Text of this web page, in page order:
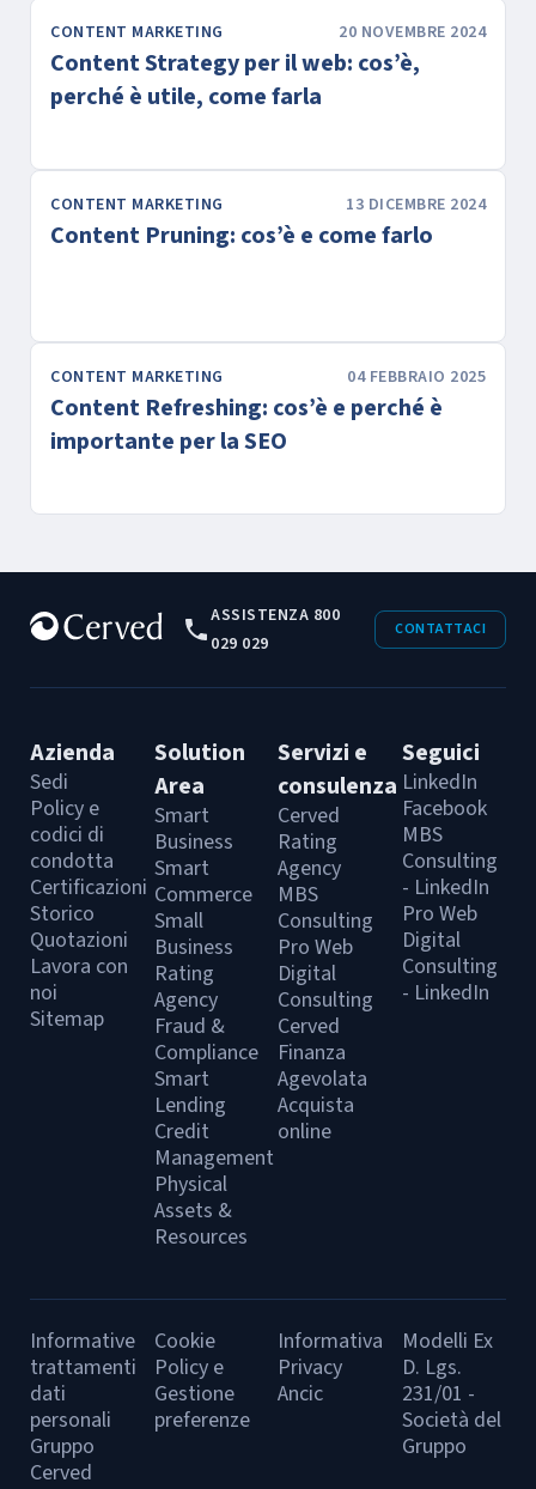
CONTENT MARKETING 20 NOVEMBRE 2024
Content Strategy per il web: cos’è,
perché è utile, come farla
CONTENT MARKETING 13 DICEMBRE 2024
Content Pruning: cos’è e come farlo
CONTENT MARKETING 04 FEBBRAIO 2025
Content Refreshing: cos’è e perché è
importante per la SEO
ASSISTENZA 800
029 029
CONTATTACI
Azienda
Sedi
Policy e
codici di
condotta
Certificazioni
Storico
Quotazioni
Lavora con
noi
Sitemap
Solution
Area
Smart
Business
Smart
Commerce
Small
Business
Rating
Agency
Fraud &
Compliance
Smart
Lending
Credit
Management
Physical
Assets &
Resources
Servizi e
consulenza
Cerved
Rating
Agency
MBS
Consulting
Pro Web
Digital
Consulting
Cerved
Finanza
Agevolata
Acquista
online
Seguici
LinkedIn
Facebook
MBS
Consulting
- LinkedIn
Pro Web
Digital
Consulting
- LinkedIn
Informative
trattamenti
dati
personali
Gruppo
Cerved
Cookie
Policy e
Gestione
preferenze
Informativa
Privacy
Ancic
Modelli Ex
D. Lgs.
231/01 -
Società del
Gruppo